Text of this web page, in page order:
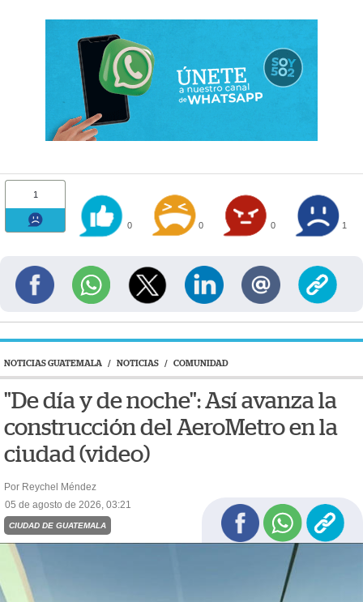
1
0 0 0 1
NOTICIAS GUATEMALA / NOTICIAS / COMUNIDAD
"De día y de noche": Así avanza la
construcción del AeroMetro en la
ciudad (video)
Por Reychel Méndez
05 de agosto de 2026, 03:21
CIUDAD DE GUATEMALA